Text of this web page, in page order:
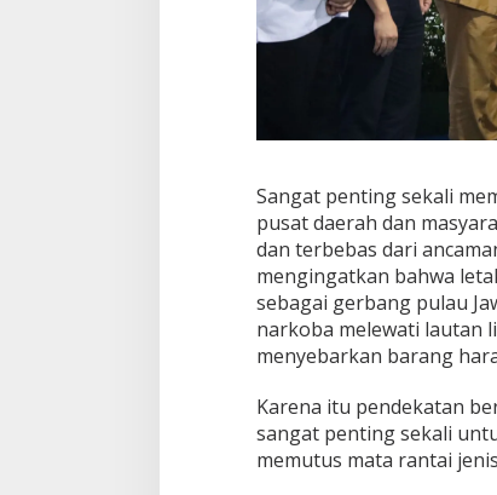
Sangat penting sekali
pusat daerah dan
dan terbebas dari
mengingatkan bahwa
sebagai gerbang pulau
narkoba melewati lautan
menyebarkan barang
Karena itu pendekatan
sangat penting sekali
memutus mata rantai